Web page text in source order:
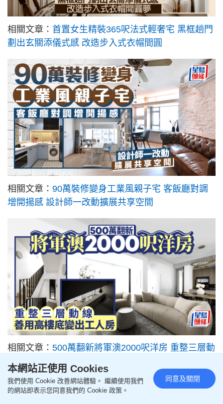
相關文章： 首置女生精裝365呎法式輕奢宅 黑框趟門
劃出玄關添儀式感 改造步入式衣帽間圓
相關文章： 90萬裝修變身工業風親子宅 客飯廳對調
增開揚感 設計師一改動擴展共享空間
相關文章： 500萬翻新將軍澳2000呎洋房 重整三層動
線 善用高樓底變出工人房
本網站正使用 Cookies
我們使用 Cookie 改善網站體驗。 繼續使用我們
的網站即表示您同意我們的 Cookie 政策。
同意及關閉